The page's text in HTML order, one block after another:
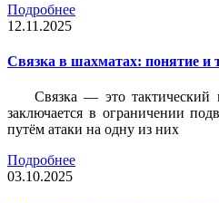
Подробнее
12.11.2025
Связка в шахматах: понятие и
Связка — это
заключается в ограничении
путём атаки на одну из них
Подробнее
03.10.2025